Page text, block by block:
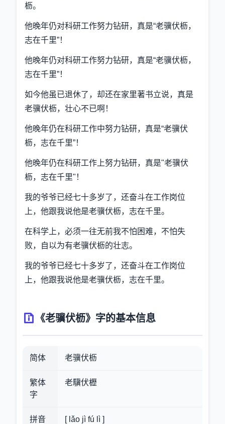
枥。
他晚年仍对科研工作努力钻研，真是“老骥伏枥，
志在千里”！
他晚年仍对科研工作努力钻研，真是“老骥伏枥，
志在千里”！
如今他虽已退休了，却还在家里著书立说，真是
老骥伏枥，壮心不已啊！
他晚年仍在科研工作中努力钻研，真是“老骥伏
枥，志在千里”！
他晚年仍在科研工作上努力钻研，真是"老骥伏
枥，志在千里"！
我的爷爷已经七十多岁了，还奋斗在工作岗位
上，他跟我说他是老骥伏枥，志在千里。
在科学上，必须一往无前我不怕困难，不怕失
败，自以为有老骥伏枥的壮志。
我的爷爷已经七十多岁了，还奋斗在工作岗位
上，他跟我说他是老骥伏枥，志在千里。
《老骥伏枥》字的基本信息
简体 老骥伏枥
繁体
字
老驥伏櫪
拼音 [ lǎo jì fú lì ]